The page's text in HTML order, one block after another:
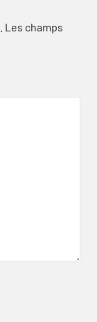
Les champs